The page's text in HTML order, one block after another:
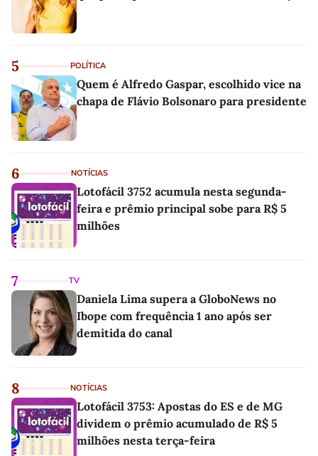
5 POLÍTICA
Quem é Alfredo Gaspar, escolhido vice na
chapa de Flávio Bolsonaro para presidente
6 NOTÍCIAS
Lotofácil 3752 acumula nesta segunda-
feira e prêmio principal sobe para R$ 5
milhões
7 TV
Daniela Lima supera a GloboNews no
Ibope com frequência 1 ano após ser
demitida do canal
8 NOTÍCIAS
Lotofácil 3753: Apostas do ES e de MG
dividem o prêmio acumulado de R$ 5
milhões nesta terça-feira